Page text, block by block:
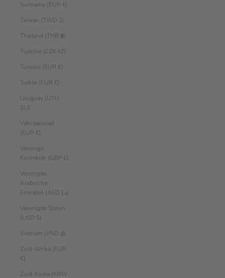
Suriname (EUR €)
Taiwan (TWD $)
Thailand (THB ฿)
Tsjechië (CZK Kč)
Tunesië (EUR €)
Turkije (EUR €)
Uruguay (UYU
$U)
Vaticaanstad
(EUR €)
Verenigd
Koninkrijk (GBP £)
Verenigde
Arabische
Emiraten (AED د.إ)
Verenigde Staten
(USD $)
Vietnam (VND ₫)
Zuid-Afrika (EUR
€)
Zuid-Korea (KRW